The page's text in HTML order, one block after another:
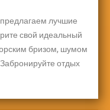
лучшие
свой идеальный
бризом, шумом
отдых